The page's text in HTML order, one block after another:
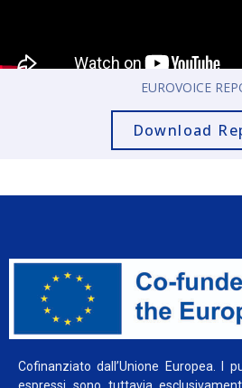
EUROVOICE
Download
Cofinanziato dall’Unione Europea. I